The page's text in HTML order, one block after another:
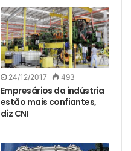
24/12/2017 493
Empresários da indústria
estão mais confiantes,
diz CNI